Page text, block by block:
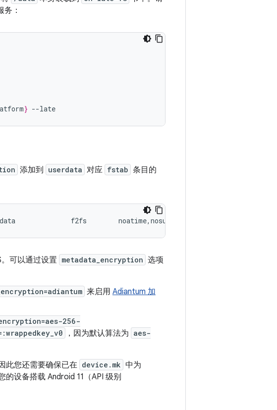
务：
} --late
添加到 userdata 对应 fstab 条目的
f2fs        noatime,nosuid,nodev,discard,inlinecrypt
可以通过设置 metadata_encryption 选项
来启用 Adiantum 加
256-
，因为默认算法为 aes-
此您还需要确保已在 device.mk 中为
设备搭载 Android 11（API 级别